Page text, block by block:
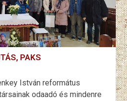
PAKS
István református
odaadó és mindenre